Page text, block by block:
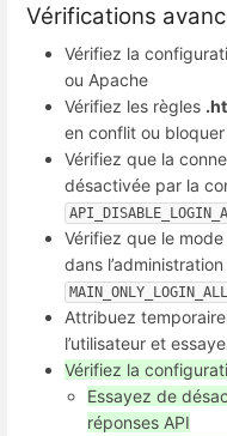
Vérifications
Vérifiez la
ou Apache
Vérifiez les règles
en conflit ou bloquer
Vérifiez que la
désactivée par la
Vérifiez que le
dans
Attribuez
l’utilisateur et
Vérifiez la
Essayez de
réponses API